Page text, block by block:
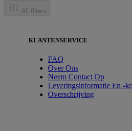
All filters
KLANTENSERVICE
FAQ
Over Ons
Neem Contact Op
Leveringsinformatie En -
Overschrijving